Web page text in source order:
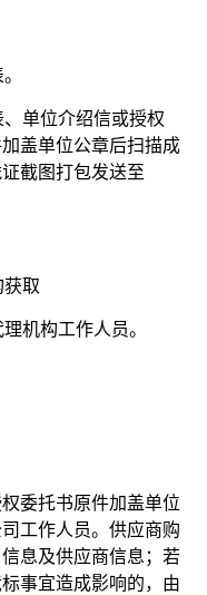
单位介绍信或授权
盖单位公章后扫描成
截图打包发送至
获取
机构工作人员。
委托书原件加盖单位
工作人员。供应商购
息及供应商信息；若
事宜造成影响的，由